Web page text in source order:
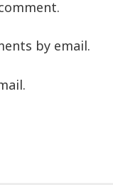
by email.